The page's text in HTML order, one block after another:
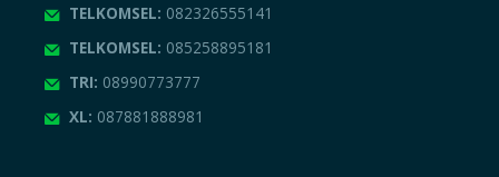
TELKOMSEL: 082326555141
TELKOMSEL: 085258895181
TRI: 08990773777
XL: 087881888981